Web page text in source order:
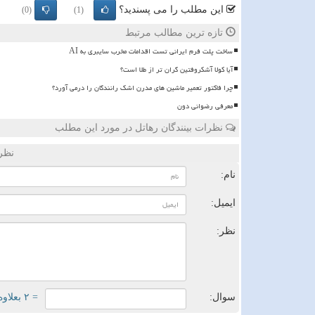
این مطلب را می پسندید؟ (1)
(0)
تازه ترین مطالب مرتبط
ساخت پلت فرم ایرانی تست اقدامات مخرب سایبری به AI
آیا کولا آشکروفتین گران تر از طلا است؟
چرا فاکتور تعمیر ماشین های مدرن اشک رانندگان را درمی آورد؟
معرفی رضوانی دون
نظرات بینندگان رهاتل در مورد این مطلب
نام:
ایمیل:
نظر:
سوال: = ۲ بعلاوه ۱